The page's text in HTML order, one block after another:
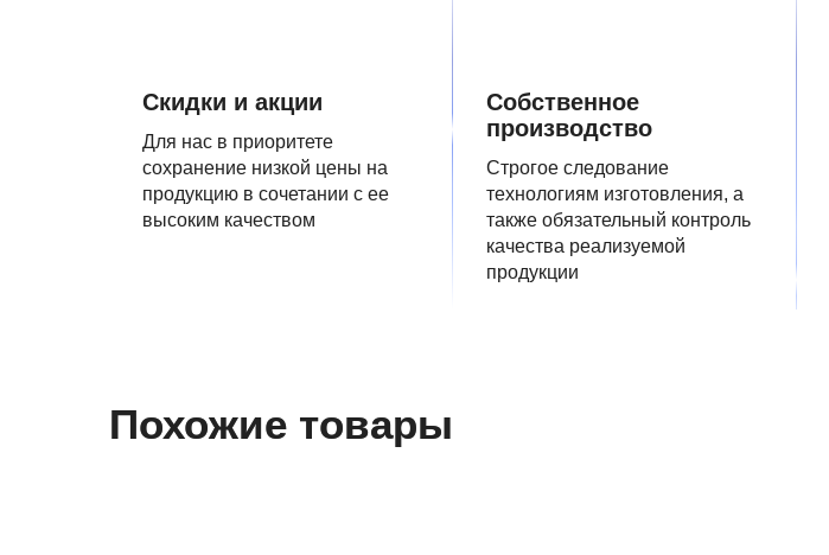
Скидки и акции
Для нас в приоритете
сохранение низкой цены на
продукцию в сочетании с ее
высоким качеством
Собственное
производство
Строгое следование
технологиям изготовления, а
также обязательный контроль
качества реализуемой
продукции
Похожие товары